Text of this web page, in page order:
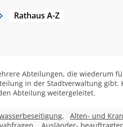
Rathaus A-Z
Abteilungen, die wiederum
in der Stadtverwaltung gibt.
Abteilung weitergeleitet.
Alten- und